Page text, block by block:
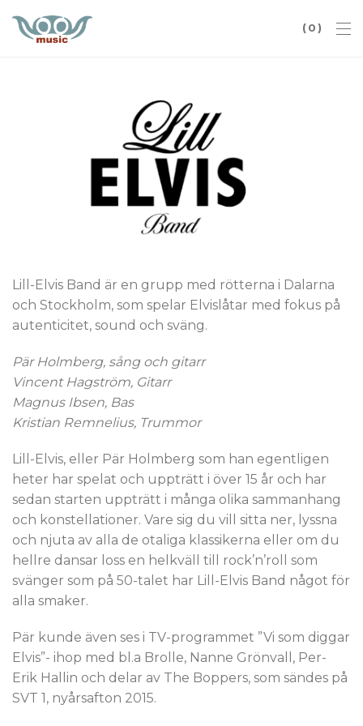
0
Lill-Elvis Band är en grupp med rötterna i Dalarna
och Stockholm, som spelar Elvislåtar med fokus på
autenticitet, sound och sväng.
Pär Holmberg, sång och gitarr
Vincent Hagström, Gitarr
Magnus Ibsen, Bas
Kristian Remnelius, Trummor
Lill-Elvis, eller Pär Holmberg som han egentligen
heter har spelat och uppträtt i över 15 år och har
sedan starten uppträtt i många olika sammanhang
och konstellationer. Vare sig du vill sitta ner, lyssna
och njuta av alla de otaliga klassikerna eller om du
hellre dansar loss en helkväll till rock’n’roll som
svänger som på 50-talet har Lill-Elvis Band något för
alla smaker.
Pär kunde även ses i TV-programmet ”Vi som diggar
Elvis”- ihop med bl.a Brolle, Nanne Grönvall, Per-
Erik Hallin och delar av The Boppers, som sändes på
SVT 1, nyårsafton 2015.